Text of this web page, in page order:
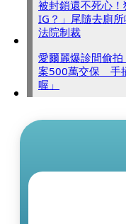
被封鎖還不死心
IG？」尾隨去廁
法院制裁
愛爾麗爆診間偷
案500萬交保 手
喔」